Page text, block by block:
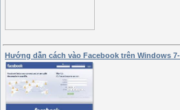
Hướng dẫn cách vào Facebook trên Windows